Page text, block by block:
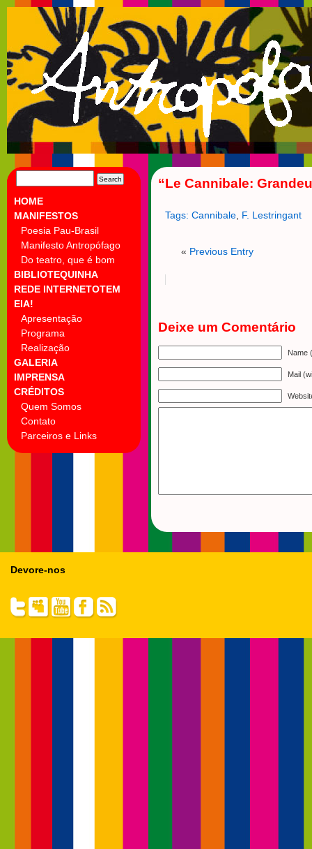
FOR:
HOME
MANIFESTOS
Poesia Pau-Brasil
Manifesto Antropófago
Do teatro, que é bom
BIBLIOTEQUINHA
REDE INTERNETOTEM
EIA!
Apresentação
Programa
Realização
GALERIA
IMPRENSA
CRÉDITOS
Quem Somos
Contato
Parceiros e Links
“Le Cannibale:
Tags: Cannibale, F. Lestringant
« Previous Entry
Deixe um Comentário
Name
Mail
Devore-nos